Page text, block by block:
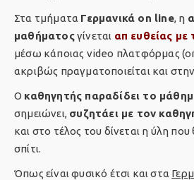
Στα τμήματα Γερμανικά on line, η
μαθήματοςγίνεται απ ευθείας με
μέσω κάποιας video πλατφόρμας
ακριβώς πραγματοποιείται και
Ο καθηγητής παραδίδει το
σημειώνει, συζητάει με τον
και στο τέλος του δίνεται η ύλη
σπίτι.
Όπως είναι φυσικό έτσι και στα